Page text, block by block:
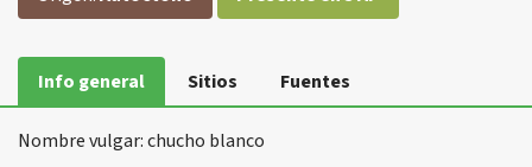
Info general Sitios Fuentes
Nombre vulgar: chucho blanco